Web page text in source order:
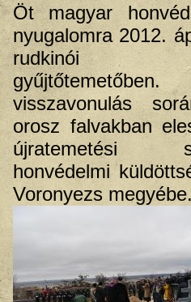
Öt magyar
nyugalomra 2012.
rudkinói
gyűjtőtemetőben.
visszavonulás
orosz falvakban
újratemetési
honvédelmi
Voronyezs